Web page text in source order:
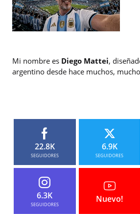
Mi nombre es Diego Mattei,
argentino desde hace muchos,
22.8K
SEGUIDORES
6.9K
SEGUIDORES
6.3K
SEGUIDORES
Nuevo!